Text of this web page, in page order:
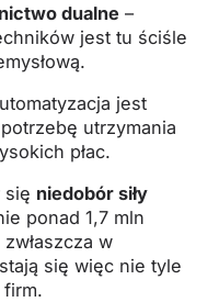
dualne –
jest tu ściśle
jest
utrzymania
płac.
się niedobór siły
ponad 1,7 mln
w
się więc nie tyle